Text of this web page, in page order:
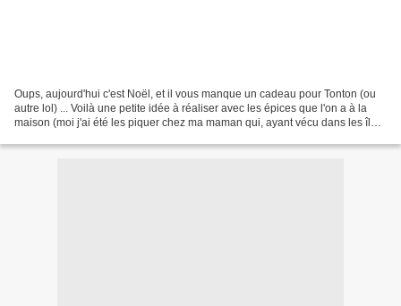
Oups, aujourd'hui c'est Noël, et il vous manque un cadeau pour Tonton (ou
autre lol) ... Voilà une petite idée à réaliser avec les épices que l'on a à la
maison (moi j'ai été les piquer chez ma maman qui, ayant vécu dans les îles,